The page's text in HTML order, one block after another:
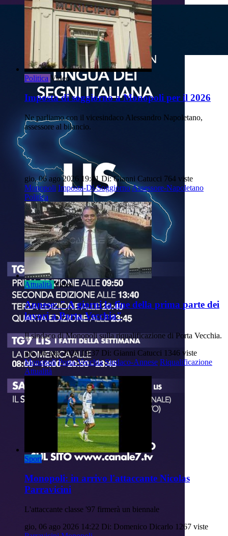
Politica Video
Imposta di soggiorno a Monopoli per il 2026
Ne parliamo con il vicesindaco Alessandro Napoletano,
assessore al bilancio.
gio, 06 ago 2026 19:41 Di: Gianni Catucci 764 viste
Monopoli Imposta-Di-SoggiornoAssessore-Napoletano
Politica
Attualità Video
Annese: " A giorni la fine della prima parte dei
lavori a Porta Vecchia"
Il sindaco di Monopoli sulla riqualificazione di Porta Vecchia.
gio, 06 ago 2026 19:37 Di: Gianni Catucci 1346 viste
Monopoli Porta-Vecchia Sindaco-Annese Riqualificazione
Attualità
Sport
Monopoli: in arrivo l'attaccante Nicolas
Parravicini
L'attaccante classe '97 firmerà un biennale
gio, 06 ago 2026 14:22 Di: Domenico Dicarlo 1267 viste